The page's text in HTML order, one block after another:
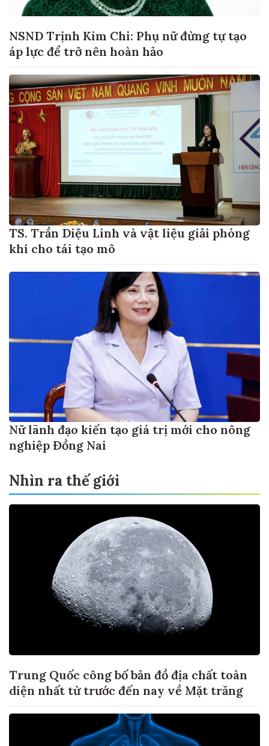
NSND Trịnh Kim Chi: Phụ nữ đừng tự tạo
áp lực để trở nên hoàn hảo
TS. Trần Diệu Linh và vật liệu giải phóng
khí cho tái tạo mô
Nữ lãnh đạo kiến tạo giá trị mới cho nông
nghiệp Đồng Nai
Nhìn ra thế giới
Trung Quốc công bố bản đồ địa chất toàn
diện nhất từ trước đến nay về Mặt trăng